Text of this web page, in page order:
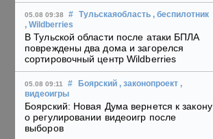
05.08 09:38 # Тульскаяобласть , беспилотник
, Wildberries
В Тульской области после атаки БПЛА
повреждены два дома и загорелся
сортировочный центр Wildberries
05.08 09:11 # Боярский , законопроект ,
видеоигры
Боярский: Новая Дума вернется к закону
о регулировании видеоигр после
выборов